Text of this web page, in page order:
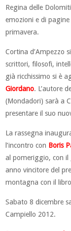
Regina delle
emozioni e di
primavera.
Cortina d’Ampezzo
scrittori, filosofi,
già ricchissimo si è
Giordano. L’autore
(Mondadori) sarà a
presentare il suo
La rassegna
l’incontro con Boris
al pomeriggio, con il
anno vincitore del
montagna con il libro
Sabato 8 dicembre
Campiello 2012.